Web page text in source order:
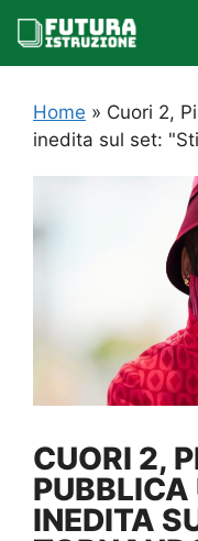
contenuto
Home » Cuori 2,
inedita sul set:
CUORI 2,
PUBBLICA
INEDITA